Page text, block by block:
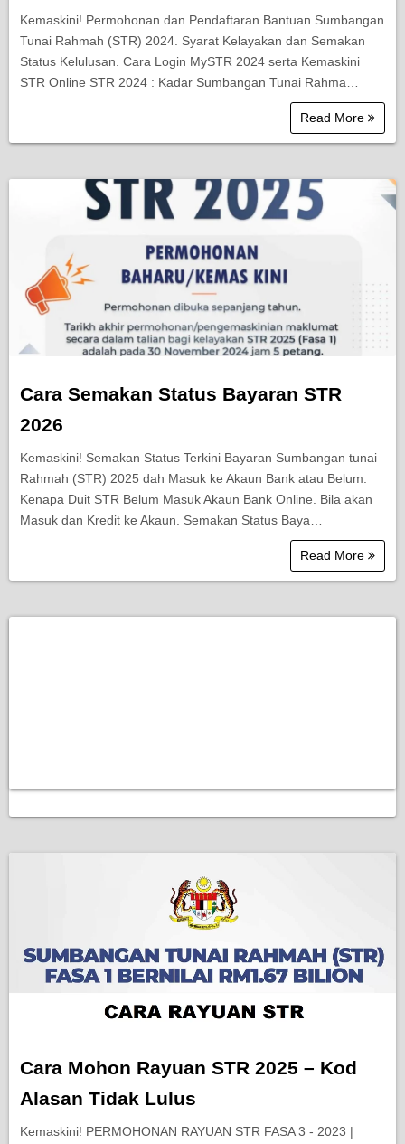
Kemaskini! Permohonan dan Pendaftaran Bantuan Sumbangan
Tunai Rahmah (STR) 2024. Syarat Kelayakan dan Semakan
Status Kelulusan. Cara Login MySTR 2024 serta Kemaskini
STR Online STR 2024 : Kadar Sumbangan Tunai Rahma…
Read More
Cara Semakan Status Bayaran STR
2026
Kemaskini! Semakan Status Terkini Bayaran Sumbangan tunai
Rahmah (STR) 2025 dah Masuk ke Akaun Bank atau Belum.
Kenapa Duit STR Belum Masuk Akaun Bank Online. Bila akan
Masuk dan Kredit ke Akaun. Semakan Status Baya…
Read More
Cara Mohon Rayuan STR 2025 – Kod
Alasan Tidak Lulus
Kemaskini! PERMOHONAN RAYUAN STR FASA 3 - 2023 |